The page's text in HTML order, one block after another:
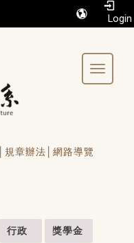
Toggle
規章辦法│ 網路導覽
行政 獎學金